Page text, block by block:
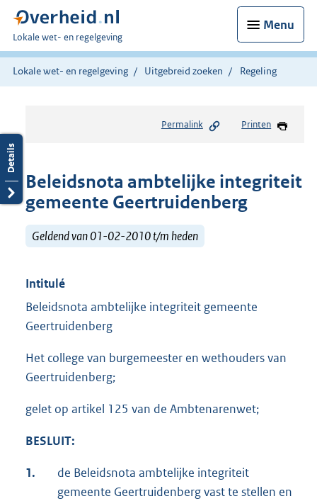
Menu
U
bent
hier:
Lokale wet- en regelgeving
Lokale wet- en regelgeving Uitgebreid zoeken Regeling
Permalink Printen
Beleidsnota ambtelijke integriteit
gemeente Geertruidenberg
Geldend van 01-02-2010 t/m heden
Intitulé
Beleidsnota ambtelijke integriteit gemeente
Geertruidenberg
Het college van burgemeester en wethouders van
Geertruidenberg;
gelet op artikel 125 van de Ambtenarenwet;
BESLUIT:
1.
de Beleidsnota ambtelijke integriteit
gemeente Geertruidenberg vast te stellen en